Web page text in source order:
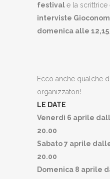
festivale la scrittrice
interviste
domenica alle 12,15
Ecco anche qualche
organizzatori!
LE DATE
Venerdì 6 aprile
20.00
Sabato 7 aprile
20.00
Domenica 8 aprile